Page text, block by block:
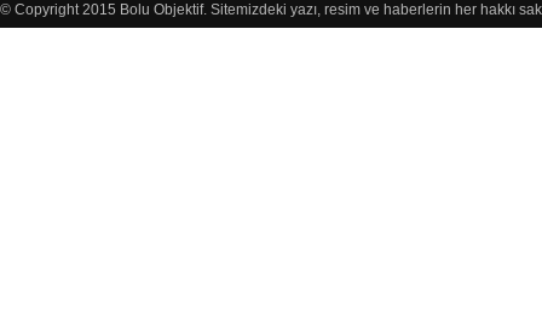
© Copyright 2015 Bolu Objektif. Sitemizdeki yazı, resim ve haberlerin her hakkı